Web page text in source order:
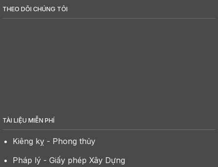
THEO DÕI CHÚNG TÔI
TÀI LIỆU MIỄN PHÍ
Kiêng kỵ - Phong thủy
Pháp lý - Giấy phép Xây Dựng